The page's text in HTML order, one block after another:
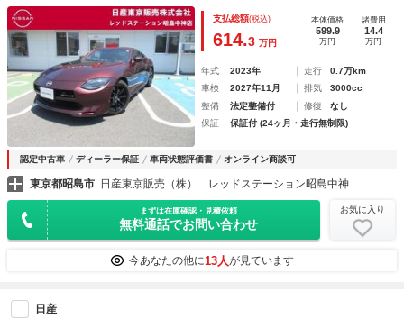
コ Ｂカメ ＡＡＣ セキュリティ 車線逸脱警報 クルーズ
コントロール パワーウィンドウ ＥＴＣ スマートキー ア
ルミホイール ナビ
支払総額(税込)
614.3 万円
本体価格
599.9
万円
諸費用
14.4
万円
年式 2023年 走行
0.7万km
車検
2027年11月 排気
3000cc
整備
法定整備付 修復
なし
保証
保証付 (24ヶ月・走行無制限)
認定中古車 ディーラー保証 車両状態評価書 オンライン商談可
東京都昭島市 日産東京販売（株） レッドステーション昭島中神
まずは在庫確認・見積依頼
無料通話でお問い合わせ
お気に入り
今あなたの他に13人が見ています
日産